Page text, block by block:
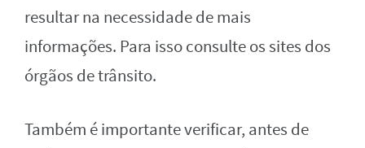
resultar na necessidade de mais
informações. Para isso consulte os sites dos
órgãos de trânsito.
Também é importante verificar, antes de